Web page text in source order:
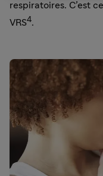
respiratoires. C’est
VRS4.